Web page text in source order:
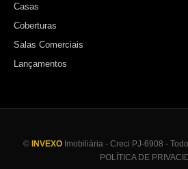
Casas
Coberturas
Salas Comerciais
Lançamentos
© INVEXOImobiliária - Creci PJ-6908 -
POLÍTICA DE